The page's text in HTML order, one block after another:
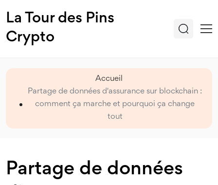
La Tour des Pins
Crypto
Accueil
Partage de données d'assurance sur blockchain :
comment ça marche et pourquoi ça change
tout
Partage de données